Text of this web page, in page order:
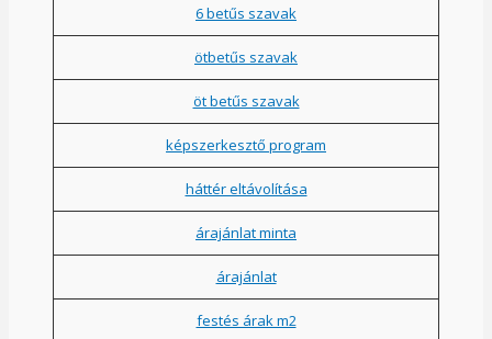
6 betűs szavak
ötbetűs szavak
öt betűs szavak
képszerkesztő program
háttér eltávolítása
árajánlat minta
árajánlat
festés árak m2